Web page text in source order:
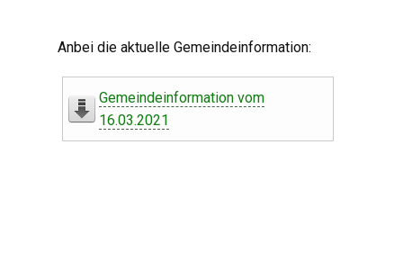
Leben in Oberdorf
Anbei die aktuelle Gemeindeinformation:
Gemeindeinformation vom
16.03.2021